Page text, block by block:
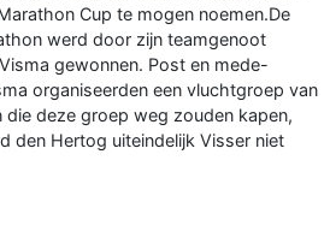
Cup te mogen noemen.De
werd door zijn teamgenoot
gewonnen. Post en mede-
organiseerden een vluchtgroep van
deze groep weg zouden kapen,
den Hertog uiteindelijk Visser niet